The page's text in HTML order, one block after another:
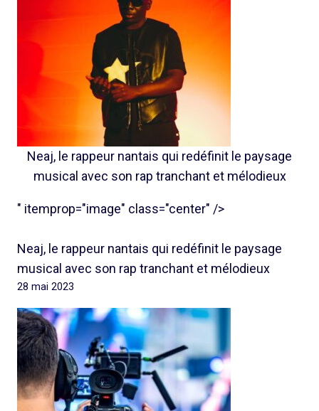
Neaj, le rappeur nantais qui redéfinit le paysage
musical avec son rap tranchant et mélodieux
" itemprop="image" class="center" />
Neaj, le rappeur nantais qui redéfinit le paysage
musical avec son rap tranchant et mélodieux
28 mai 2023